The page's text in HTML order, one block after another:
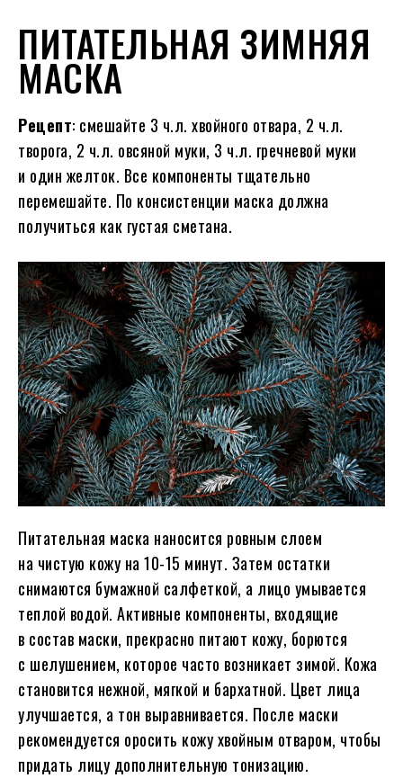
ПИТАТЕЛЬНАЯ ЗИМНЯЯ
МАСКА
Рецепт: смешайте 3 ч.л. хвойного отвара, 2 ч.л.
творога, 2 ч.л. овсяной муки, 3 ч.л. гречневой муки
и один желток. Все компоненты тщательно
перемешайте. По консистенции маска должна
получиться как густая сметана.
Питательная маска наносится ровным слоем
на чистую кожу на 10-15 минут. Затем остатки
снимаются бумажной салфеткой, а лицо умывается
теплой водой. Активные компоненты, входящие
в состав маски, прекрасно питают кожу, борются
с шелушением, которое часто возникает зимой. Кожа
становится нежной, мягкой и бархатной. Цвет лица
улучшается, а тон выравнивается. После маски
рекомендуется оросить кожу хвойным отваром, чтобы
придать лицу дополнительную тонизацию.